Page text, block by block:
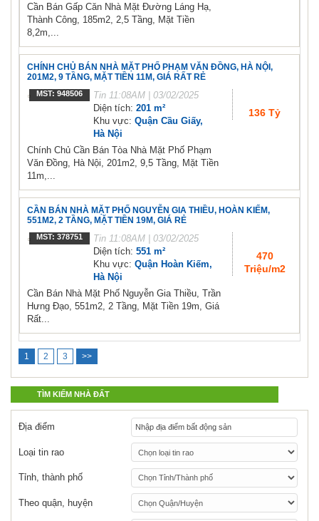
Cần Bán Gấp Căn Nhà Mặt Đường Láng Hạ,
Thành Công, 185m2, 2,5 Tầng, Mặt Tiền
8,2m,...
CHÍNH CHỦ BÁN NHÀ MẶT PHỐ PHẠM VĂN ĐỒNG, HÀ NỘI,
201M2, 9 TẦNG, MẶT TIỀN 11M, GIÁ RẤT RẺ
MST: 948506 Tin 11:08AM | 03/02/2025
Diện tích: 201 m²
Khu vực: Quận Cầu Giấy,
Hà Nội
136 Tỷ
Chính Chủ Cần Bán Tòa Nhà Mặt Phố Phạm
Văn Đồng, Hà Nội, 201m2, 9,5 Tầng, Mặt Tiền
11m,...
CẦN BÁN NHÀ MẶT PHỐ NGUYỄN GIA THIỀU, HOÀN KIẾM,
551M2, 2 TẦNG, MẶT TIỀN 19M, GIÁ RẺ
MST: 378751 Tin 11:08AM | 03/02/2025
Diện tích: 551 m²
Khu vực: Quận Hoàn Kiếm,
Hà Nội
470
Triệu/m2
Cần Bán Nhà Mặt Phố Nguyễn Gia Thiều, Trần
Hưng Đạo, 551m2, 2 Tầng, Mặt Tiền 19m, Giá
Rất...
1 2 3 >>
TÌM KIẾM NHÀ ĐẤT
Địa điểm
Loại tin rao
Tỉnh, thành phố
Theo quận, huyện